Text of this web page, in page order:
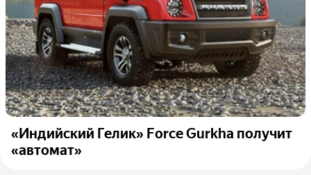
«Индийский Гелик» Force Gurkha получит
«автомат»